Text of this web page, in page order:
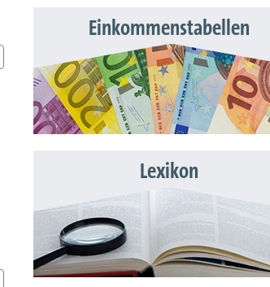
Einkommenstabellen
Lexikon